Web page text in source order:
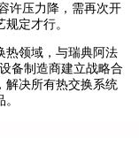
许压力降，需再次开
定才行。
热领域，与瑞典阿法
备制造商建立战略合
解决所有热交换系统